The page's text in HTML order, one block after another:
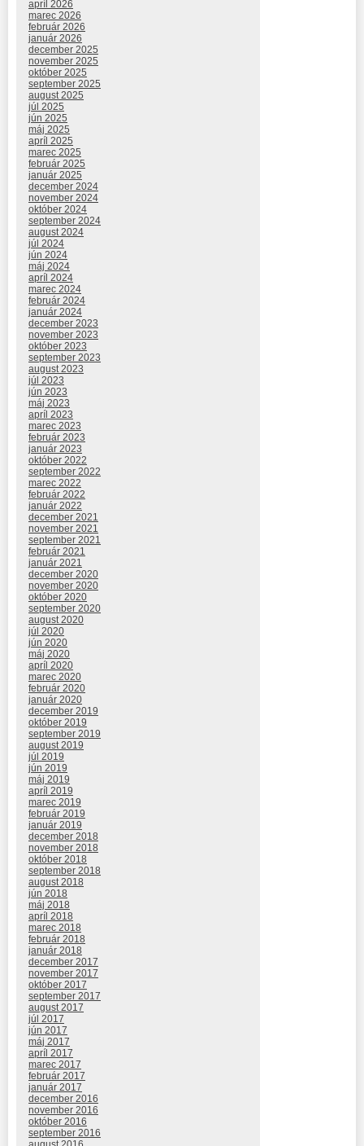
apríl 2026
marec 2026
február 2026
január 2026
december 2025
november 2025
október 2025
september 2025
august 2025
júl 2025
jún 2025
máj 2025
apríl 2025
marec 2025
február 2025
január 2025
december 2024
november 2024
október 2024
september 2024
august 2024
júl 2024
jún 2024
máj 2024
apríl 2024
marec 2024
február 2024
január 2024
december 2023
november 2023
október 2023
september 2023
august 2023
júl 2023
jún 2023
máj 2023
apríl 2023
marec 2023
február 2023
január 2023
október 2022
september 2022
marec 2022
február 2022
január 2022
december 2021
november 2021
september 2021
február 2021
január 2021
december 2020
november 2020
október 2020
september 2020
august 2020
júl 2020
jún 2020
máj 2020
apríl 2020
marec 2020
február 2020
január 2020
december 2019
október 2019
september 2019
august 2019
júl 2019
jún 2019
máj 2019
apríl 2019
marec 2019
február 2019
január 2019
december 2018
november 2018
október 2018
september 2018
august 2018
jún 2018
máj 2018
apríl 2018
marec 2018
február 2018
január 2018
december 2017
november 2017
október 2017
september 2017
august 2017
júl 2017
jún 2017
máj 2017
apríl 2017
marec 2017
február 2017
január 2017
december 2016
november 2016
október 2016
september 2016